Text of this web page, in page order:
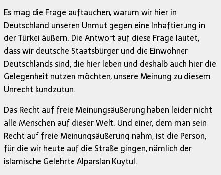
Es mag die Frage auftauchen, warum wir hier in
Deutschland unseren Unmut gegen eine Inhaftierung in
der Türkei äußern. Die Antwort auf diese Frage lautet,
dass wir deutsche Staatsbürger und die Einwohner
Deutschlands sind, die hier leben und deshalb auch hier die
Gelegenheit nutzen möchten, unsere Meinung zu diesem
Unrecht kundzutun.
Das Recht auf freie Meinungsäußerung haben leider nicht
alle Menschen auf dieser Welt. Und einer, dem man sein
Recht auf freie Meinungsäußerung nahm, ist die Person,
für die wir heute auf die Straße gingen, nämlich der
islamische Gelehrte Alparslan Kuytul.